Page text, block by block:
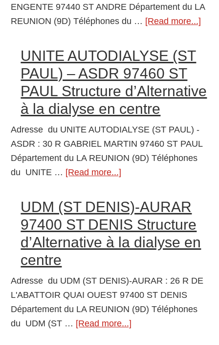
Centre
de
ENGENTE 97440 ST ANDRE Département du LA
REUNION (9D) Téléphones du … [Read more...]
ST
en
UNITE AUTODIALYSE (ST
PAUL) – ASDR 97460 ST
PAUL Structure d’Alternative
à la dialyse en centre
Adresse du UNITE AUTODIALYSE (ST PAUL) -
ASDR : 30 R GABRIEL MARTIN 97460 ST PAUL
Département du LA REUNION (9D) Téléphones
du UNITE … [Read more...]
AUTODIALYSE
(ST
PAUL)
–
ST
PAUL
Structure
d’Alternative
UDM (ST DENIS)-AURAR
97400 ST DENIS Structure
d’Alternative à la dialyse en
centre
Adresse du UDM (ST DENIS)-AURAR : 26 R DE
L'ABATTOIR QUAI OUEST 97400 ST DENIS
Département du LA REUNION (9D) Téléphones
du UDM (ST … [Read more...]